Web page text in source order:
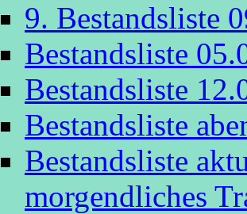
9. Bestandsliste
Bestandsliste
Bestandsliste
Bestandsliste
Bestandsliste
morgendliches